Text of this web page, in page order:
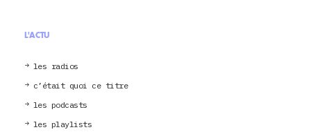
L'ACTU
les radios
c’était quoi ce titre
les podcasts
les playlists